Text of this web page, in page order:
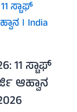
11 ಸ್ಟಾಫ್
ಆಹ್ವಾನ